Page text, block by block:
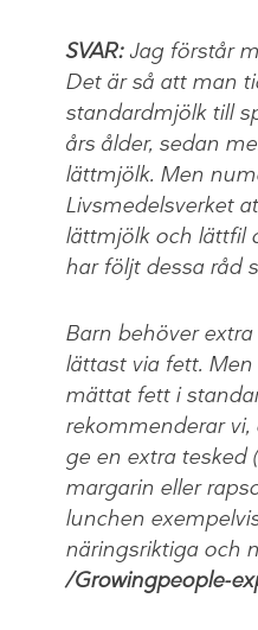
SVAR: Jag förstår
Det är så att man
standardmjölk till
års ålder, sedan
lättmjölk. Men
Livsmedelsverket
lättmjölk och lättfil
har följt dessa råd
Barn behöver
lättast via fett.
mättat fett i
rekommenderar
ge en extra tesked
margarin eller
lunchen
näringsriktiga och
/Growingpeople-